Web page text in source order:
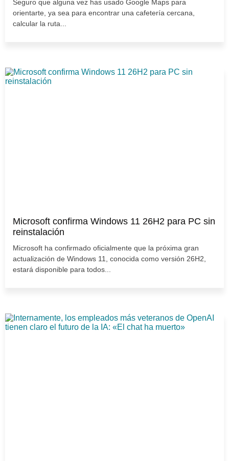
Seguro que alguna vez has usado Google Maps para
orientarte, ya sea para encontrar una cafetería cercana,
calcular la ruta...
Microsoft confirma Windows 11 26H2 para PC sin
reinstalación
Microsoft ha confirmado oficialmente que la próxima gran
actualización de Windows 11, conocida como versión 26H2,
estará disponible para todos...